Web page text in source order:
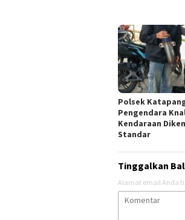
Polsek
Pengendara
Kendaraan
Standar
Tinggalkan
Alamat email Anda